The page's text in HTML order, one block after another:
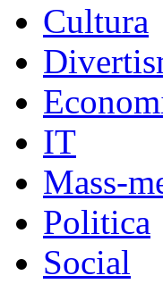
Cultura
IT
Mass-
Politica
Social